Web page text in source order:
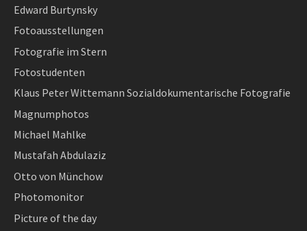
Edward Burtynsky
Fotoausstellungen
Fotografie im Stern
Fotostudenten
Klaus Peter Wittemann Sozialdokumentarische Fotografie
Magnumphotos
Michael Mahlke
Mustafah Abdulaziz
Otto von Münchow
Photomonitor
Picture of the day